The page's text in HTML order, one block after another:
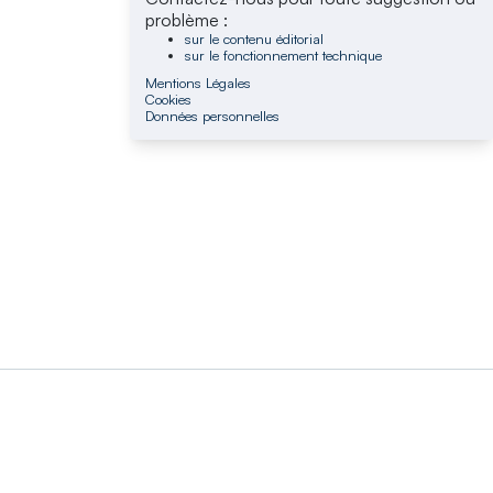
problème :
sur le contenu éditorial
sur le fonctionnement technique
Mentions Légales
Cookies
Données personnelles